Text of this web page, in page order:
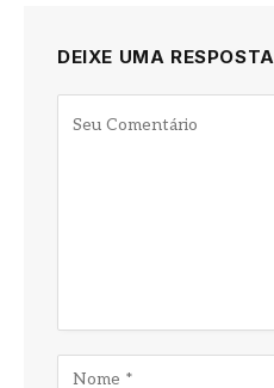
DEIXE UMA RESPOSTA